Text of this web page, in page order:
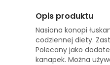
Opis produktu
Nasiona konopi
codziennej diety.
Polecany jako
kanapek. Można